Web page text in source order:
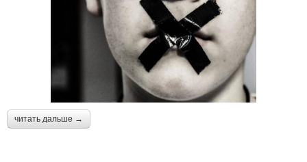
читать дальше →